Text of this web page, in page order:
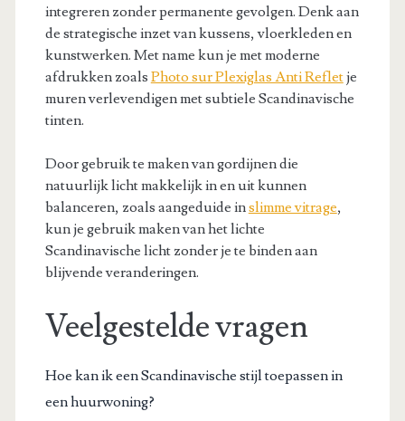
integreren zonder permanente gevolgen. Denk aan
de strategische inzet van kussens, vloerkleden en
kunstwerken. Met name kun je met moderne
afdrukken zoals Photo sur Plexiglas Anti Refletje
muren verlevendigen met subtiele Scandinavische
tinten.
Door gebruik te maken van gordijnen die
natuurlijk licht makkelijk in en uit kunnen
balanceren, zoals aangeduide inslimme vitrage,
kun je gebruik maken van het lichte
Scandinavische licht zonder je te binden aan
blijvende veranderingen.
Veelgestelde vragen
Hoe kan ik een Scandinavische stijl toepassen in
een huurwoning?